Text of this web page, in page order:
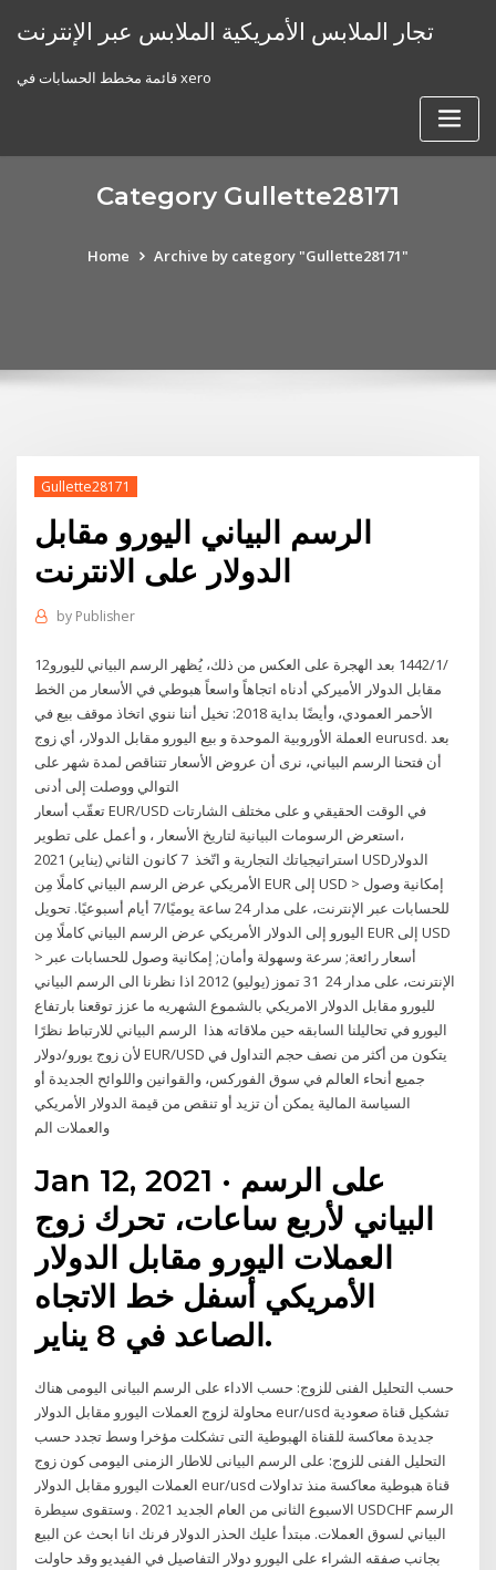
تجار الملابس الأمريكية الملابس عبر الإنترنت
قائمة مخطط الحسابات في xero
Category Gullette28171
Home Archive by category "Gullette28171"
Gullette28171
الرسم البياني اليورو مقابل
الدولار على الانترنت
by Publisher
12‏‏/1‏‏/1442 بعد الهجرة على العكس من ذلك، يُظهر الرسم البياني لليورو
مقابل الدولار الأميركي أدناه اتجاهاً واسعاً هبوطي في الأسعار من الخط
الأحمر العمودي، وأيضًا بداية 2018: تخيل أننا ننوي اتخاذ موقف بيع في
العملة الأوروبية الموحدة و بيع اليورو مقابل الدولار، أي زوج eurusd. بعد
أن فتحنا الرسم البياني، نرى أن عروض الأسعار تتناقص لمدة شهر على
التوالي ووصلت إلى أدنى
تعقّب أسعار EUR/USD في الوقت الحقيقي و على مختلف الشارتات
،استعرض الرسومات البيانية لتاريخ الأسعار ، و أعمل على تطوير
استراتيجياتك التجارية و اتّخذ 7 كانون الثاني (يناير) 2021 USDالدولار
الأمريكي عرض الرسم البياني كاملًا مِن EUR إلى USD > إمكانية وصول
للحسابات عبر الإنترنت، على مدار 24 ساعة يوميًا/7 أيام أسبوعيًا. تحويل
اليورو إلى الدولار الأمريكي عرض الرسم البياني كاملًا مِن EUR إلى USD
> أسعار رائعة; سرعة وسهولة وأمان; إمكانية وصول للحسابات عبر
الإنترنت، على مدار 24 31 تموز (يوليو) 2012 اذا نظرنا الى الرسم البياني
لليورو مقابل الدولار الامريكي بالشموع الشهريه ما عزز توقعنا بارتفاع
اليورو في تحاليلنا السابقه حين ملاقاته هذا الرسم البياني للارتباط نظرًا
لأن زوج يورو/دولار EUR/USD يتكون من أكثر من نصف حجم التداول في
جميع أنحاء العالم في سوق الفوركس، والقوانين واللوائح الجديدة أو
السياسة المالية يمكن أن تزيد أو تنقص من قيمة الدولار الأمريكي
والعملات الم
Jan 12, 2021 · على الرسم
البياني لأربع ساعات، تحرك زوج
العملات اليورو مقابل الدولار
الأمريكي أسفل خط الاتجاه
الصاعد في 8 يناير.
حسب التحليل الفنى للزوج: حسب الاداء على الرسم البيانى اليومى هناك
محاولة لزوج العملات اليورو مقابل الدولار eur/usd تشكيل قناة صعودية
جديدة معاكسة للقناة الهبوطية التى تشكلت مؤخرا وسط تجدد حسب
التحليل الفنى للزوج: على الرسم البيانى للاطار الزمنى اليومى كون زوج
العملات اليورو مقابل الدولار eur/usd قناة هبوطية معاكسة منذ تداولات
الاسبوع الثانى من العام الجديد 2021 . وستقوى سيطرة ‎USDCHF‎ الرسم
البياني لسوق العملات. مبتدأ عليك الحذر الدولار فرنك انا ابحث عن البيع
بجانب صفقه الشراء على اليورو دولار التفاصيل في الفيديو وقد حاولت